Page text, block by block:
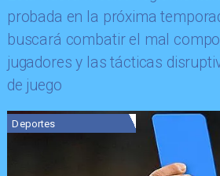
probada en la próxima
buscará combatir el mal
jugadores y las tácticas
de juego
Deportes